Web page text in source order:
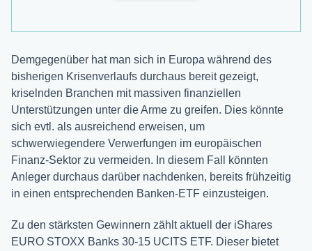
Demgegenüber hat man sich in Europa während des
bisherigen Krisenverlaufs durchaus bereit gezeigt,
kriselnden Branchen mit massiven finanziellen
Unterstützungen unter die Arme zu greifen. Dies könnte
sich evtl. als ausreichend erweisen, um
schwerwiegendere Verwerfungen im europäischen
Finanz-Sektor zu vermeiden. In diesem Fall könnten
Anleger durchaus darüber nachdenken, bereits frühzeitig
in einen entsprechenden Banken-ETF einzusteigen.
Zu den stärksten Gewinnern zählt aktuell der iShares
EURO STOXX Banks 30-15 UCITS ETF. Dieser bietet